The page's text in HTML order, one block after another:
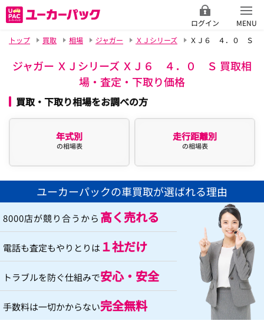
ログイン
MENU
トップ
買取 相場 ジャガー ＸＪシリーズ ＸＪ６ ４．０ Ｓ
ジャガー ＸＪシリーズ ＸＪ６ ４．０ Ｓ 買取相
場・査定・下取り価格
買取・下取り相場をお調べの方
年式別
の相場表
走行距離別
の相場表
ユーカーパックの車買取が選ばれる理由
8000店が競り合うから 高く売れる
電話も査定もやりとりは １社だけ
トラブルを防ぐ仕組みで安心・安全
手数料は一切かからない完全無料